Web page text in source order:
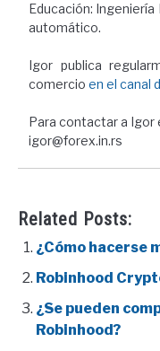
Educación: Ingeniería
automático.
Igor publica
comercio en el canal
Para contactar a Igor
igor@forex.in.rs
Related Posts:
¿Cómo hacerse
Robinhood
¿Se pueden
Robinhood?